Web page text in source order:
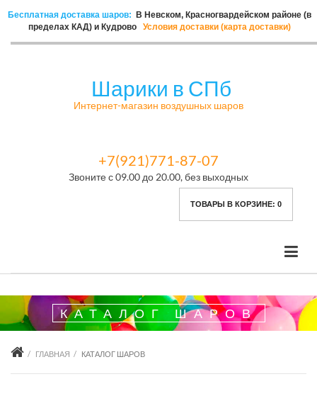
Бесплатная доставка шаров:
В Невском, Красногвардейском районе (в
пределах КАД) и Кудрово
Условия доставки (карта доставки)
Шарики в СПб
Интернет-магазин воздушных шаров
+7(921)771-87-07
Звоните с 09.00 до 20.00, без выходных
ТОВАРЫ В КОРЗИНЕ: 0
КАТАЛОГ ШАРОВ
ГЛАВНАЯ КАТАЛОГ ШАРОВ